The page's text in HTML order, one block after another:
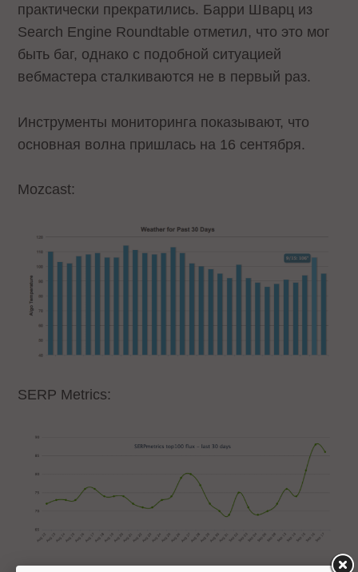
практически прекратились. Барри Шварц из
Search Engine Roundtable отметил, что это мог
быть баг, однако с подобной ситуацией
вебмастера сталкиваются не в первый раз.
Инструменты мониторинга показывают, что
основная волна пришлась на 16 сентября.
Mozcast:
SERP Metrics: